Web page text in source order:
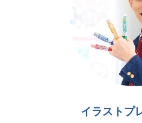
イラストプ